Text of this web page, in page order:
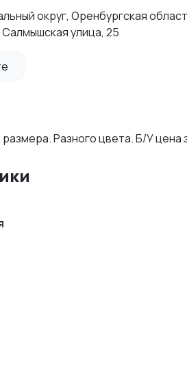
округ, Оренбургская
улица, 25
Разного цвета. Б/У цена